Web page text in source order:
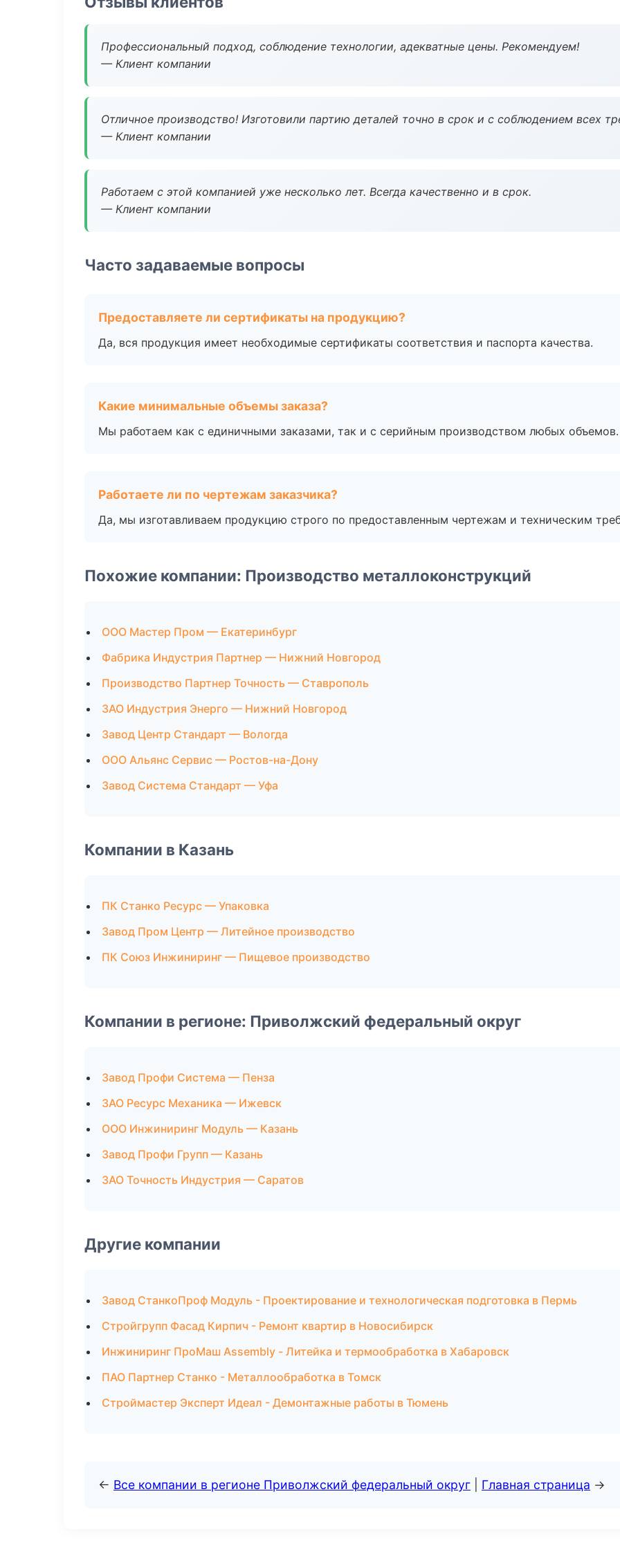
Профессиональный подход, соблюдение технологии, адекватные цены. Рекомендуем!
— Клиент компании
Отличное производство! Изготовили партию деталей точно в срок и с соблюдением всех
— Клиент компании
Работаем с этой компанией уже несколько лет. Всегда качественно и в срок.
— Клиент компании
Часто задаваемые вопросы
Предоставляете ли сертификаты на продукцию?
Да, вся продукция имеет необходимые сертификаты соответствия и паспорта качества.
Какие минимальные объемы заказа?
Мы работаем как с единичными заказами, так и с серийным производством любых объемов.
Работаете ли по чертежам заказчика?
Да, мы изготавливаем продукцию строго по предоставленным чертежам и техническим
Похожие компании: Производство металлоконструкций
ООО Мастер Пром — Екатеринбург
Фабрика Индустрия Партнер — Нижний Новгород
Производство Партнер Точность — Ставрополь
ЗАО Индустрия Энерго — Нижний Новгород
Завод Центр Стандарт — Вологда
ООО Альянс Сервис — Ростов-на-Дону
Завод Система Стандарт — Уфа
Компании в Казань
ПК Станко Ресурс — Упаковка
Завод Пром Центр — Литейное производство
ПК Союз Инжиниринг — Пищевое производство
Компании в регионе: Приволжский федеральный округ
Завод Профи Система — Пенза
ЗАО Ресурс Механика — Ижевск
ООО Инжиниринг Модуль — Казань
Завод Профи Групп — Казань
ЗАО Точность Индустрия — Саратов
Другие компании
Завод СтанкоПроф Модуль - Проектирование и технологическая подготовка в Пермь
Стройгрупп Фасад Кирпич - Ремонт квартир в Новосибирск
Инжиниринг ПроМаш Assembly - Литейка и термообработка в Хабаровск
ПАО Партнер Станко - Металлообработка в Томск
Строймастер Эксперт Идеал - Демонтажные работы в Тюмень
← Все компании в регионе Приволжский федеральный округ Главная страница →